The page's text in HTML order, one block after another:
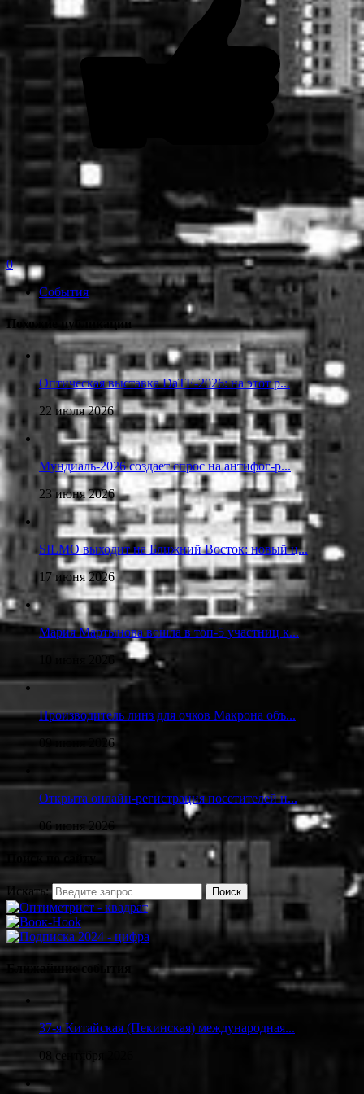
0
События
Похожие публикации
Оптическая выставка DaTE-2026: на этот р...
22 июля 2026
Мундиаль-2026 создает спрос на антифог-р...
23 июня 2026
SILMO выходит на Ближний Восток: новый ц...
17 июня 2026
Мария Мартынова вошла в топ-5 участниц к...
10 июня 2026
Производитель линз для очков Макрона объ...
09 июня 2026
Открыта онлайн-регистрация посетителей н...
06 июня 2026
Искать:
Ближайшие события
37-я Китайская (Пекинская) международная...
08 сентября 2026